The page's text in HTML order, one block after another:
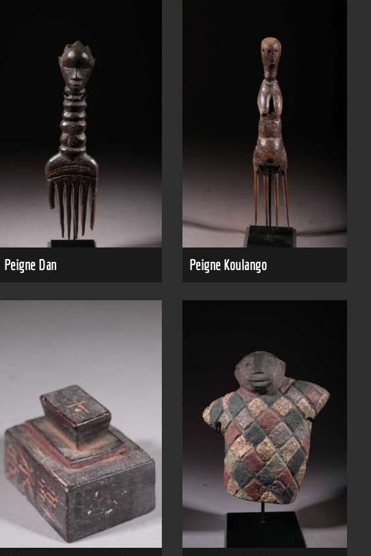
Peigne Dan Peigne Koulango